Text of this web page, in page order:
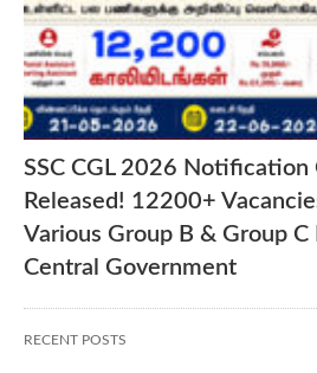
SSC CGL 2026
Released! 12200+
Various Group B & Group C
Central Government
RECENT POSTS